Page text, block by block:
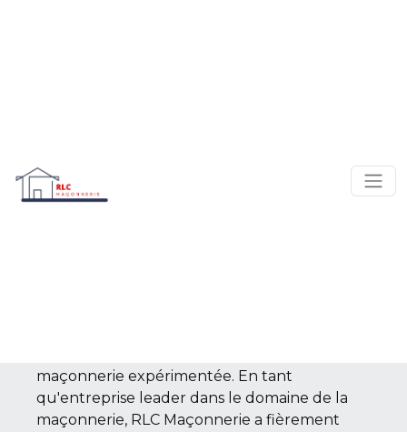
Présentation de RLC
Maçonnerie : Une
maçonnerie expérimentée. En tant
qu'entreprise leader dans le domaine de la
maçonnerie, RLC Maçonnerie a fièrement